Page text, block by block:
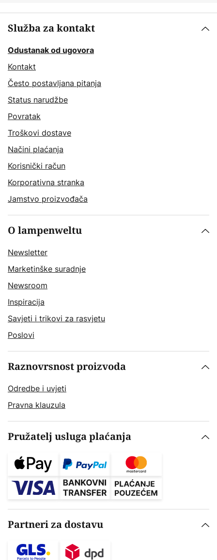
Služba za kontakt
Odustanak od ugovora
Kontakt
Često postavljana pitanja
Status narudžbe
Povratak
Troškovi dostave
Načini plaćanja
Korisnički račun
Korporativna stranka
Jamstvo proizvođača
O lampenweltu
Newsletter
Marketinške suradnje
Newsroom
Inspiracija
Savjeti i trikovi za rasvjetu
Poslovi
Raznovrsnost proizvoda
Odredbe i uvjeti
Pravna klauzula
Pružatelj usluga plaćanja
Partneri za dostavu